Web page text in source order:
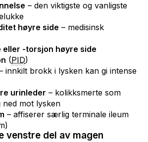
– den viktigste og vanligste
høyre side – medisinsk
eller -torsjon høyre side
(PID)
innkilt brokk i lysken kan gi intense
urinleder – kolikksmerte som
mot lysken
– affiserer særlig terminale ileum
venstre del av magen